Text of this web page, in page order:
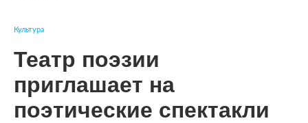
Культура
Театр поэзии
приглашает на
поэтические спектакли